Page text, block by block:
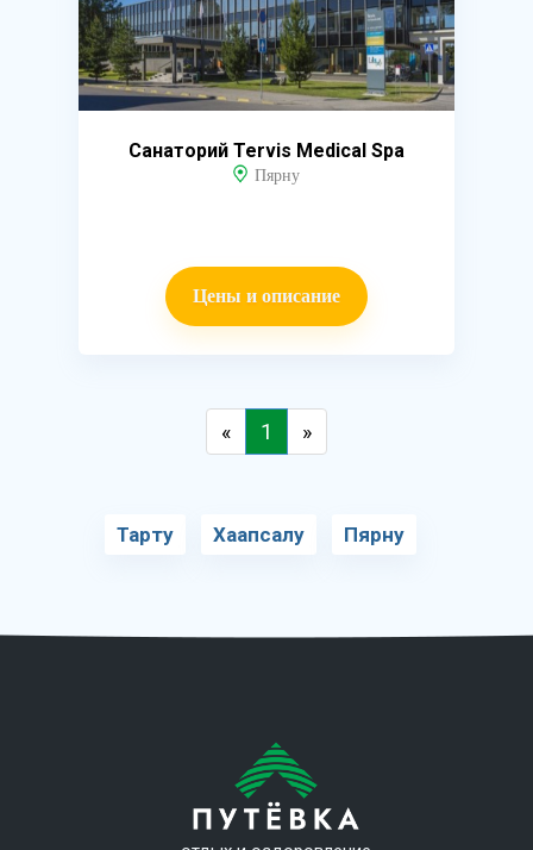
Санаторий Tervis Medical Spa
Пярну
Цены и описание
« 1 »
Тарту Хаапсалу Пярну